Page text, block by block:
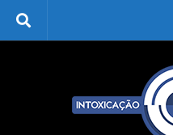
Skip to content